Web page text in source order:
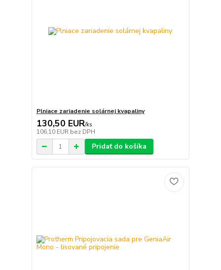
Plniace zariadenie solárnej kvapaliny
130,50 EUR/ks
106,10 EUR bez DPH
Pridať do košíka